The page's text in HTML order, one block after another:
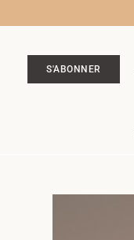
S'ABONNER